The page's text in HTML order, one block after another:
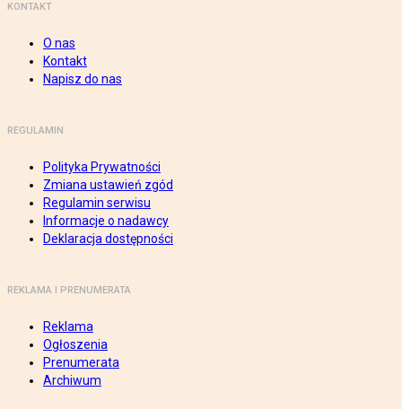
KONTAKT
O nas
Kontakt
Napisz do nas
REGULAMIN
Polityka Prywatności
Zmiana ustawień zgód
Regulamin serwisu
Informacje o nadawcy
Deklaracja dostępności
REKLAMA I PRENUMERATA
Reklama
Ogłoszenia
Prenumerata
Archiwum